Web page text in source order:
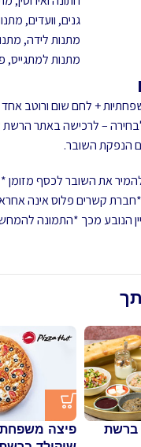
גנים, וועדים,
מתנות לידה,
מתנות למתגייס,
2 פיצות משפחתיות + לחם שום
– לרכישה באתר
הנפקת השובר.
את השובר לכסף מזומן
קשרים פלוס אינה
הנובע מכך *התמונה
ברשת
פיצה